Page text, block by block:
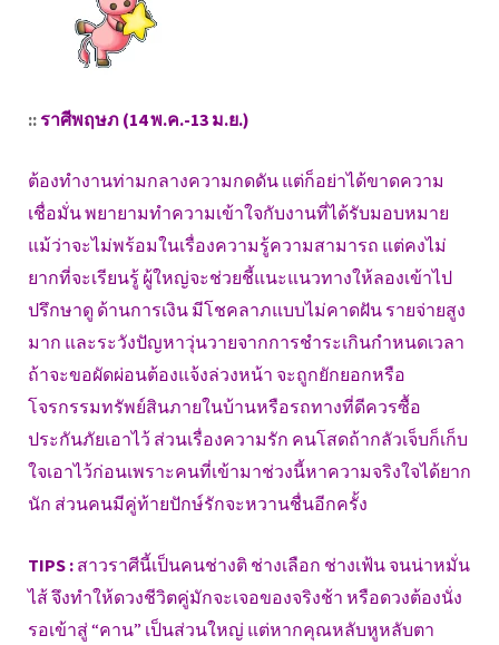
::ราศีพฤษภ (14 พ.ค.-13 ม.ย.)
ต้องทำงานท่ามกลางความกดดัน แต่ก็อย่าได้ขาดความ
เชื่อมั่น พยายามทำความเข้าใจกับงานที่ได้รับมอบหมาย
แม้ว่าจะไม่พร้อมในเรื่องความรู้ความสามารถ แต่คงไม่
ยากที่จะเรียนรู้ ผู้ใหญ่จะช่วยชี้แนะแนวทางให้ลองเข้าไป
ปรึกษาดู ด้านการเงิน มีโชคลาภแบบไม่คาดฝัน รายจ่ายสูง
มาก และระวังปัญหาวุ่นวายจากการชำระเกินกำหนดเวลา
ถ้าจะขอผัดผ่อนต้องแจ้งล่วงหน้า จะถูกยักยอกหรือ
โจรกรรมทรัพย์สินภายในบ้านหรือรถทางที่ดีควรซื้อ
ประกันภัยเอาไว้ ส่วนเรื่องความรัก คนโสดถ้ากลัวเจ็บก็เก็บ
ใจเอาไว้ก่อนเพราะคนที่เข้ามาช่วงนี้หาความจริงใจได้ยาก
นัก ส่วนคนมีคู่ท้ายปักษ์รักจะหวานชื่นอีกครั้ง
TIPS : สาวราศีนี้เป็นคนช่างติ ช่างเลือก ช่างเฟ้น จนน่าหมั่น
ไส้ จึงทำให้ดวงชีวิตคู่มักจะเจอของจริงช้า หรือดวงต้องนั่ง
รอเข้าสู่ “คาน” เป็นส่วนใหญ่ แต่หากคุณหลับหูหลับตา